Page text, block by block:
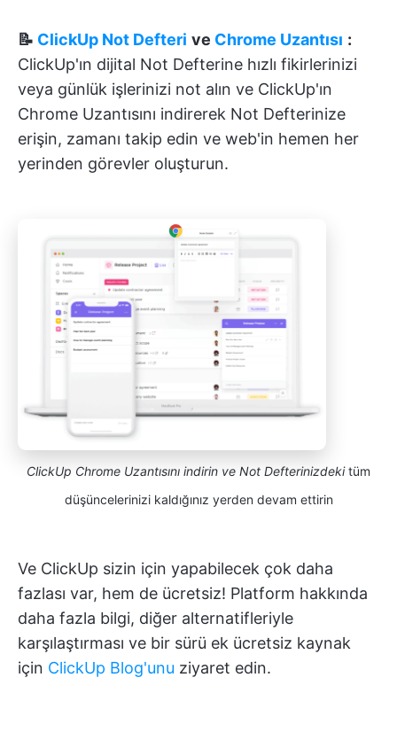
📝 ClickUp Not Defteri ve Chrome Uzantısı :
ClickUp'ın dijital Not Defterine hızlı fikirlerinizi
veya günlük işlerinizi not alın ve ClickUp'ın
Chrome Uzantısını indirerek Not Defterinize
erişin, zamanı takip edin ve web'in hemen her
yerinden görevler oluşturun.
ClickUp Chrome Uzantısını indirin ve Not Defterinizdekitüm
düşüncelerinizi kaldığınız yerden devam ettirin
Ve ClickUp sizin için yapabilecek çok daha
fazlası var, hem de ücretsiz! Platform hakkında
daha fazla bilgi, diğer alternatifleriyle
karşılaştırması ve bir sürü ek ücretsiz kaynak
için ClickUp Blog'unu ziyaret edin.